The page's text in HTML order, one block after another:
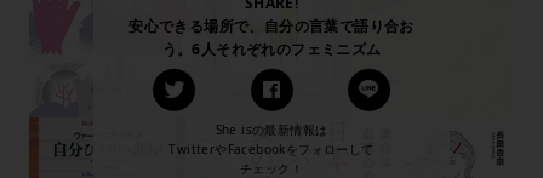
安心できる場所で、自分の言葉で語り合お
う。6人それぞれのフェミニズム
She isの最新情報は
TwitterやFacebookをフォローして
チェック！